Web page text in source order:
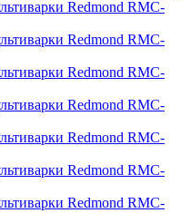
Redmond RMC-
Redmond RMC-
Redmond RMC-
Redmond RMC-
Redmond RMC-
Redmond RMC-
Redmond RMC-